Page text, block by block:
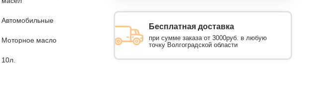
Автомобильные
Моторное масло
10л.
Бесплатная доставка
при сумме заказа от 3000руб. в любую
точку Волгоградской области